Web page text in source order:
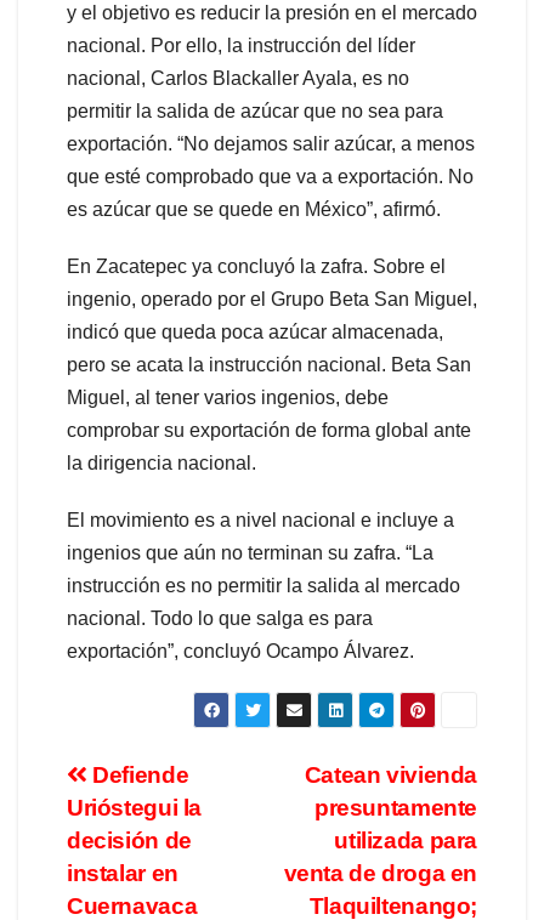
y el objetivo es reducir la presión en el mercado
nacional. Por ello, la instrucción del líder
nacional, Carlos Blackaller Ayala, es no
permitir la salida de azúcar que no sea para
exportación. “No dejamos salir azúcar, a menos
que esté comprobado que va a exportación. No
es azúcar que se quede en México”, afirmó.
En Zacatepec ya concluyó la zafra. Sobre el
ingenio, operado por el Grupo Beta San Miguel,
indicó que queda poca azúcar almacenada,
pero se acata la instrucción nacional. Beta San
Miguel, al tener varios ingenios, debe
comprobar su exportación de forma global ante
la dirigencia nacional.
El movimiento es a nivel nacional e incluye a
ingenios que aún no terminan su zafra. “La
instrucción es no permitir la salida al mercado
nacional. Todo lo que salga es para
exportación”, concluyó Ocampo Álvarez.
Catean vivienda
presuntamente
utilizada para
venta de droga en
Tlaquiltenango;
Defiende
Urióstegui la
decisión de
instalar en
Cuernavaca